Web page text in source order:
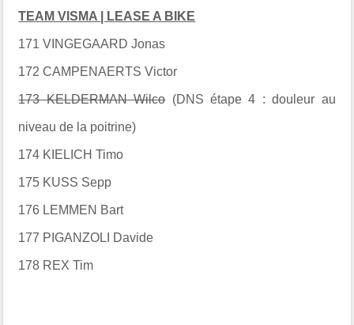
TEAM VISMA | LEASE A BIKE
171 VINGEGAARD Jonas
172 CAMPENAERTS Victor
173 KELDERMAN Wilco(DNS étape 4 : douleur au
niveau de la poitrine)
174 KIELICH Timo
175 KUSS Sepp
176 LEMMEN Bart
177 PIGANZOLI Davide
178 REX Tim